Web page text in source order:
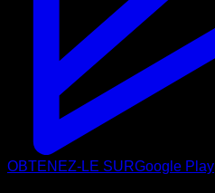
OBTENEZ-LE SURGoogle Play